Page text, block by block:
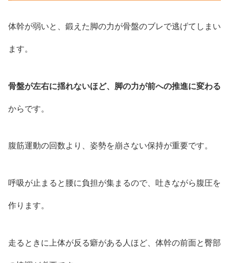
体幹が弱いと、鍛えた脚の力が骨盤のブレで逃げてしまい
ます。
骨盤が左右に揺れないほど、脚の力が前への推進に変わる
からです。
腹筋運動の回数より、姿勢を崩さない保持が重要です。
呼吸が止まると腰に負担が集まるので、吐きながら腹圧を
作ります。
走るときに上体が反る癖がある人ほど、体幹の前面と臀部